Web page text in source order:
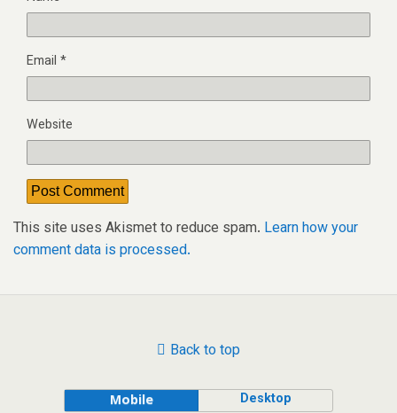
Email *
Website
This site uses Akismet to reduce spam. Learn how your
comment data is processed.
Back to top
Mobile Desktop